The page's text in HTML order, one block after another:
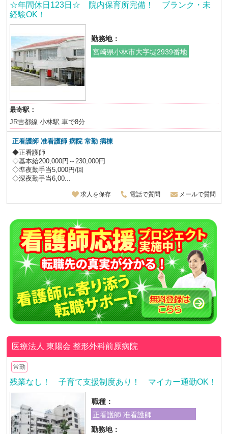
☆年間休日123日☆ 院内保育所完備！ ブランク・未
経験OK！
勤務地：
宮崎県小林市大字堤2939番地
最寄駅：
JR吉都線 小林駅 車で8分
正看護師 准看護師 病院 常勤 病棟
◆正看護師
◇基本給200,000円～230,000円
◇準夜勤手当5,000円/回
◇深夜勤手当6,00...
求人を保存 電話で質問 メールで質問
医療法人 東陽会整形外科前原病院
常勤
残業なし！ 子育て支援制度あり！ マイカー通勤OK！
職種：
正看護師 准看護師
勤務地：